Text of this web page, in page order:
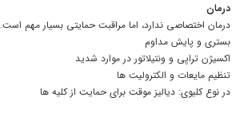
درمان
درمان اختصاصی ندارد، اما مراقبت حمایتی بسیار مهم است.
بستری و پایش مداوم
اکسیژن تراپی و ونتیلاتور در موارد شدید
تنظیم مایعات و الکترولیت ها
در نوع کلیوی: دیالیز موقت برای حمایت از کلیه ها